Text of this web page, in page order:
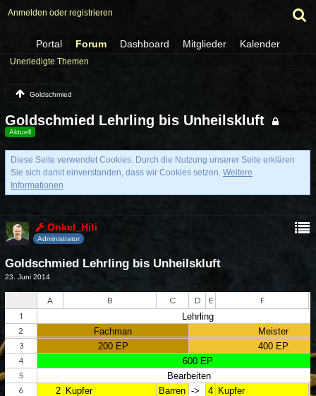
Anmelden oder registrieren
Portal Forum Dashboard Mitglieder Kalender
Unerledigte Themen
Goldschmied
Goldschmied Lehrling bis Unheilskluft
Aktuell
Diese Seite verwendet Cookies. Durch die Nutzung unserer Seite erklären
Sie sich damit einverstanden, dass wir Cookies setzen. Weitere
Informationen
Onkel_Hiti
Administrator
Goldschmied Lehrling bis Unheilskluft
23. Juni 2014